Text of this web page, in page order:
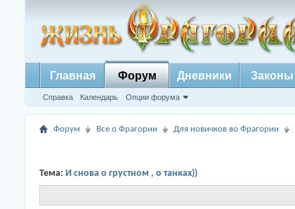
Главная Форум
Справка Календарь Опции форума
Дневники Законы
Форум Все о Фрагории Для новичков во Фрагории
Тема: И снова о грустном , о танках))